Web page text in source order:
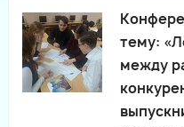
тему:
между